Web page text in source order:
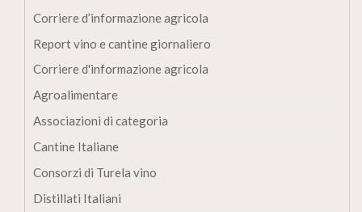
Corriere d’informazione agricola
Report vino e cantine giornaliero
Corriere d'informazione agricola
Agroalimentare
Associazioni di categoria
Cantine Italiane
Consorzi di Turela vino
Distillati Italiani